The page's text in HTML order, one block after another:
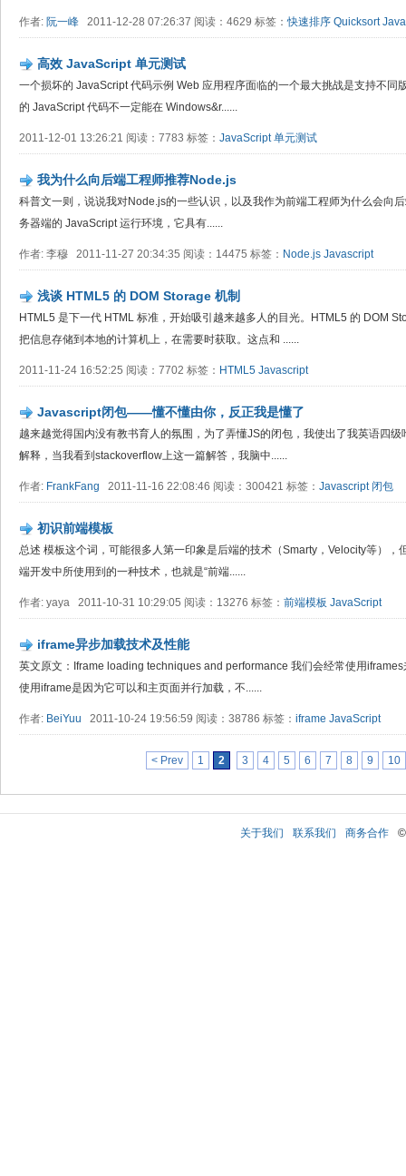
作者: 阮一峰 2011-12-28 07:26:37 阅读：4629 标签：快速排序 Quicksort
高效 JavaScript 单元测试
一个损坏的 JavaScript 代码示例 Web 应用程序面临的一个最大挑战是支持不同
的 JavaScript 代码不一定能在 Windows&r......
2011-12-01 13:26:21 阅读：7783 标签： JavaScript 单元测试
我为什么向后端工程师推荐Node.js
科普文一则，说说我对Node.js的一些认识，以及我作为前端工程师为什么会向
务器端的 JavaScript 运行环境，它具有......
作者: 李穆 2011-11-27 20:34:35 阅读：14475 标签： Node.js Javascript
浅谈 HTML5 的 DOM Storage 机制
HTML5 是下一代 HTML 标准，开始吸引越来越多人的目光。HTML5 的 DOM
把信息存储到本地的计算机上，在需要时获取。这点和 ......
2011-11-24 16:52:25 阅读：7702 标签： HTML5 Javascript
Javascript闭包——懂不懂由你，反正我是懂了
越来越觉得国内没有教书育人的氛围，为了弄懂JS的闭包，我使出了我英语四
解释，当我看到stackoverflow上这一篇解答，我脑中......
作者: FrankFang 2011-11-16 22:08:46 阅读：300421 标签： Javascript 闭包
初识前端模板
总述 模板这个词，可能很多人第一印象是后端的技术（Smarty，Velocity等），
端开发中所使用到的一种技术，也就是“前端......
作者: yaya 2011-10-31 10:29:05 阅读：13276 标签： 前端模板 JavaScript
iframe异步加载技术及性能
英文原文：Iframe loading techniques and performance 我们会经常使用
使用iframe是因为它可以和主页面并行加载，不......
作者: BeiYuu 2011-10-24 19:56:59 阅读：38786 标签： iframe JavaScript
< Prev 1 2 3 4 5 6 7 8 9 10
关于我们 联系我们 商务合作